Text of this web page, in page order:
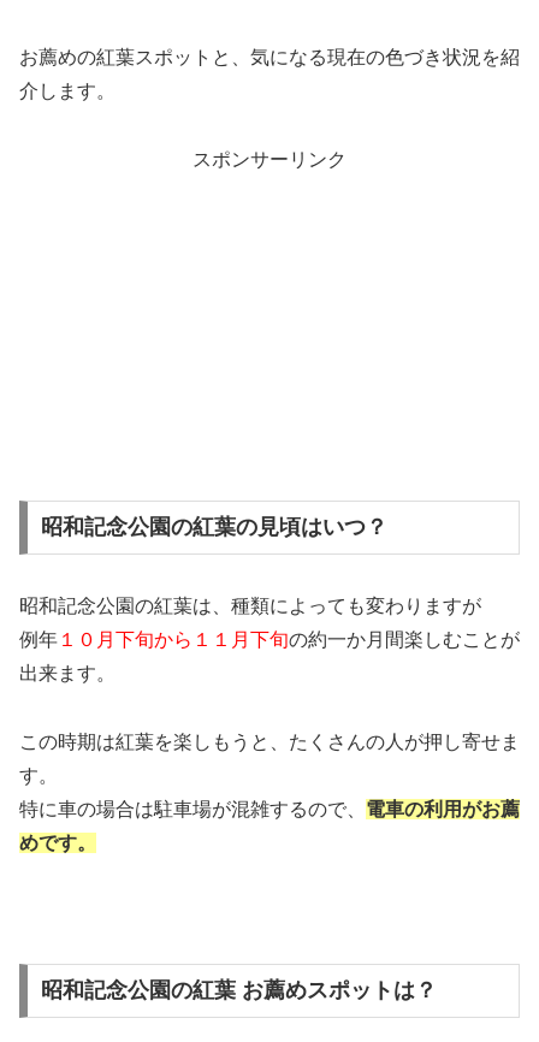
お薦めの紅葉スポットと、気になる現在の色づき状況を紹
介します。
スポンサーリンク
昭和記念公園の紅葉の見頃はいつ？
昭和記念公園の紅葉は、種類によっても変わりますが
例年 １０月下旬から１１月下旬の約一か月間楽しむことが
出来ます。
この時期は紅葉を楽しもうと、たくさんの人が押し寄せま
す。
特に車の場合は駐車場が混雑するので、 電車の利用がお薦
めです。
昭和記念公園の紅葉 お薦めスポットは？